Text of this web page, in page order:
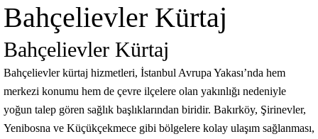
Bahçelievler Kürtaj
Bahçelievler Kürtaj
Bahçelievler kürtaj hizmetleri, İstanbul Avrupa Yakası’nda hem
merkezi konumu hem de çevre ilçelere olan yakınlığı nedeniyle
yoğun talep gören sağlık başlıklarından biridir. Bakırköy, Şirinevler,
Yenibosna ve Küçükçekmece gibi bölgelere kolay ulaşım sağlanması,